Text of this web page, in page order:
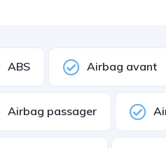
ABS Airbag avant
Airbag passager